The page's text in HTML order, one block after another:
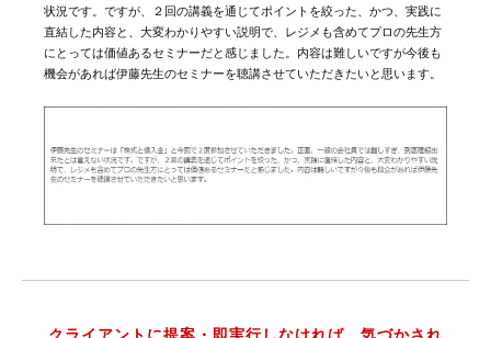
状況です。ですが、２回の講義を通じてポイントを絞った、かつ、実践に
直結した内容と、大変わかりやすい説明で、レジメも含めてプロの先生方
にとっては価値あるセミナーだと感じました。内容は難しいですが今後も
機会があれば伊藤先生のセミナーを聴講させていただきたいと思います。